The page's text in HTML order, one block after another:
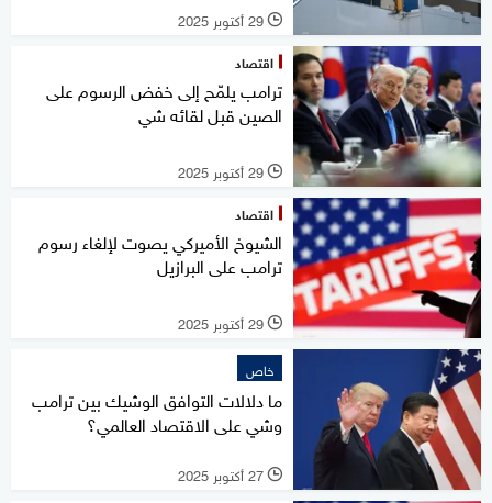
l 29 أكتوبر 2025
اقتصاد
ترامب يلمّح إلى خفض الرسوم على
الصين قبل لقائه شي
l 29 أكتوبر 2025
اقتصاد
الشيوخ الأميركي يصوت لإلغاء رسوم
ترامب على البرازيل
l 29 أكتوبر 2025
خاص
ما دلالات التوافق الوشيك بين ترامب
وشي على الاقتصاد العالمي؟
l 27 أكتوبر 2025